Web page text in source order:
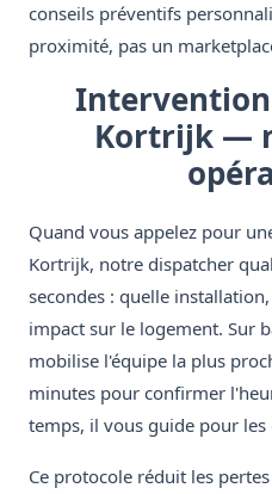
conseils préventifs
proximité, pas un
Kortrijk —
Quand vous appelez pour
Kortrijk, notre dispatcher
secondes : quelle
impact sur le logement. Sur
mobilise l'équipe la plus
minutes pour confirmer
temps, il vous guide pour les
Ce protocole réduit les